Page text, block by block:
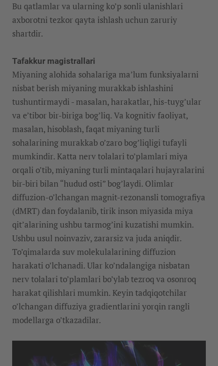
Bu qatlamlar va ularning ko’p sonli ulanishlari
axborotni tezkor qayta ishlash uchun zaruriy
shartdir.
Tafakkur magistrallari
Miyaning alohida sohalariga ma’lum funksiyalarni
nisbat berish miyaning murakkab ishlashini
tushuntirmaydi - masalan, harakatlar, his-tuyg’ular
va e’tibor bir-biriga bog’liq. Va kognitiv faoliyat,
masalan, hisoblash, faqat miyaning turli
sohalarining murakkab o’zaro bog’liqligi tufayli
mumkindir. Katta nerv tolalari to’plamlari miya
orqali o’tib, miyaning turli mintaqalari hujayralarini
bir-biri bilan “hudud osti” bog’laydi. Olimlar
diffuzion-o’lchangan magnit-rezonansli tomografiya
(dMRT) dan foydalanib, tirik inson miyasida miya
qit’alarining ushbu tarmog’ini kuzatishi mumkin.
Ushbu usul noinvaziv, zararsiz va juda aniqdir.
To’qimalarda suv molekulalarining diffuzion
harakati o’lchanadi. Ular ko’ndalangiga nisbatan
nerv tolalari to’plamlari bo’ylab tezroq va osonroq
harakat qilishlari mumkin. Keyin tadqiqotchilar
o’lchangan diffuziya gradientlarini yorqin rangli
modellarga o’tkazadilar.